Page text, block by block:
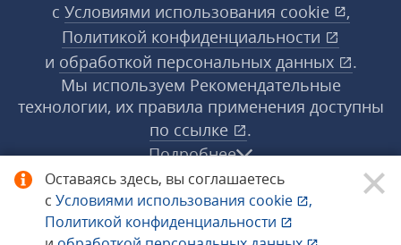
Оставаясь здесь, вы соглашаетесь
с Условиями использования cookie
,
Политикой конфиденциальности
с Условиями использования cookie
,
Политикой конфиденциальности
и обработкой персональных данных
.
Мы используем Рекомендательные
технологии, их правила применения доступны
по ссылке
.
Подробнее
© 1998−2026 «1С‑Рарус» ®. Все права
защищены.